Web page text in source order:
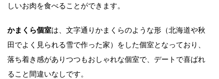
しいお肉を食べることができます。
かまくら個室は、文字通りかまくらのような形（北海道や秋
田でよく見られる雪で作った家）をした個室となっており、
落ち着き感がありつつもおしゃれな個室で、デートで喜ばれ
ること間違いなしです。